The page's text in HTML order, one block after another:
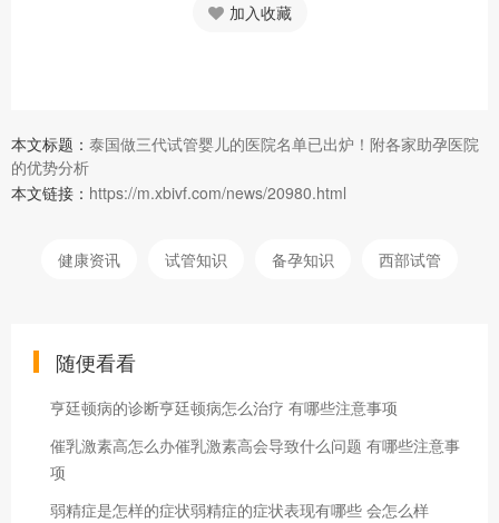
加入收藏
本文标题： 泰国做三代试管婴儿的医院名单已出炉！附各家助孕医院
的优势分析
本文链接： https://m.xbivf.com/news/20980.html
健康资讯 试管知识 备孕知识 西部试管
随便看看
亨廷顿病的诊断亨廷顿病怎么治疗 有哪些注意事项
催乳激素高怎么办催乳激素高会导致什么问题 有哪些注意事
项
弱精症是怎样的症状弱精症的症状表现有哪些 会怎么样